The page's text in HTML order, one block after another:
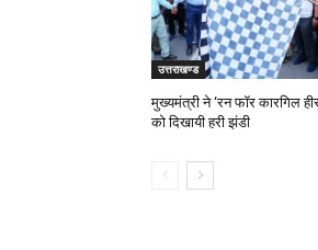
उत्तराखण्ड
मुख्यमंत्री ने ‘रन फॉर कारगिल
को दिखायी हरी झंडी